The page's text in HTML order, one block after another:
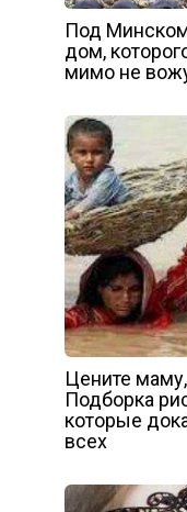
Под
дом,
мимо не
Цените
Подборка
которые
всех